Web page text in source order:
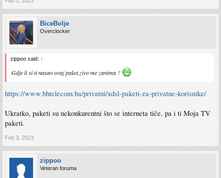
BiceBolje
Overclocker
zippoo said: ↑
Gdje li si ti nasao ovaj paket,zivo me zanima ?
https://www.bhtelecom.ba/privatni/xdsl-paketi-za-privatne-korisnike/
Ukratko, paketi su nekonkurentni što se interneta tiče, pa i ti Moja TV
paketi.
Feb 3, 2023
zippoo
Veteran foruma